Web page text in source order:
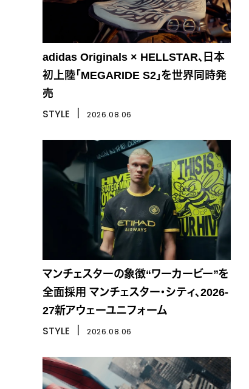
adidas Originals × HELLSTAR、日本
初上陸「MEGARIDE S2」を世界同時発
売
STYLE 2026.08.06
マンチェスターの象徴“ワーカービー”を
全面採用 マンチェスター・シティ、2026-
27新アウェーユニフォーム
STYLE 2026.08.06